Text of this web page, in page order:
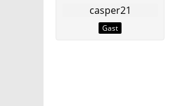
casper21
Gast